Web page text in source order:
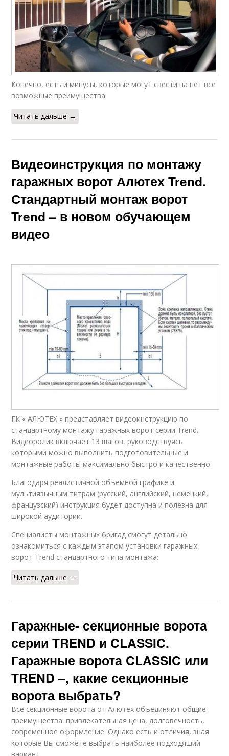
Конечно, есть и минусы, которые могут свести на нет все
возможные преимущества:
Читать дальше →
Видеоинструкция по монтажу
гаражных ворот Алютех Trend.
Стандартный монтаж ворот
Trend – в новом обучающем
видео
ГК « АЛЮТЕХ » представляет видеоинструкцию по
стандартному монтажу гаражных ворот серии Trend.
Видеоролик включает 13 шагов, руководствуясь
которыми можно выполнить подготовительные и
монтажные работы максимально быстро и качественно.
Благодаря реалистичной объемной графике и
мультиязычным титрам (русский, английский, немецкий,
французский) инструкция будет доступна и полезна для
широкой аудитории.
Специалисты монтажных бригад смогут детально
ознакомиться с каждым этапом установки гаражных
ворот Trend стандартного типа монтажа:
Читать дальше →
Гаражные- секционные ворота
серии TREND и CLASSIC.
Гаражные ворота CLASSIC или
TREND –, какие секционные
ворота выбрать?
Все секционные ворота от Алютех объединяют общие
преимущества: привлекательная цена, долговечность,
современное оформление. Однако есть и отличия, зная
которые Вы сможете выбрать наиболее подходящий